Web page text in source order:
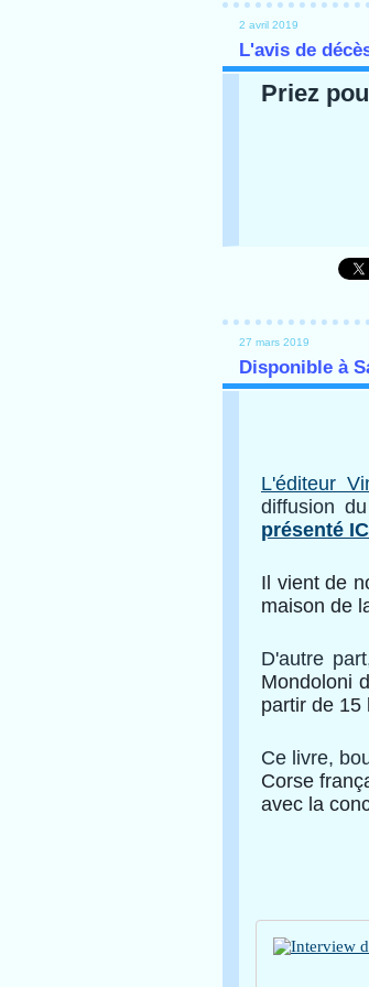
2 avril 2019
L'avis de
Priez
27 mars 2019
Disponible à
L'éditeur
diffusion
présenté
Il vient de
maison de
D'autre
Mondoloni
partir de 15
Ce livre,
Corse
avec la